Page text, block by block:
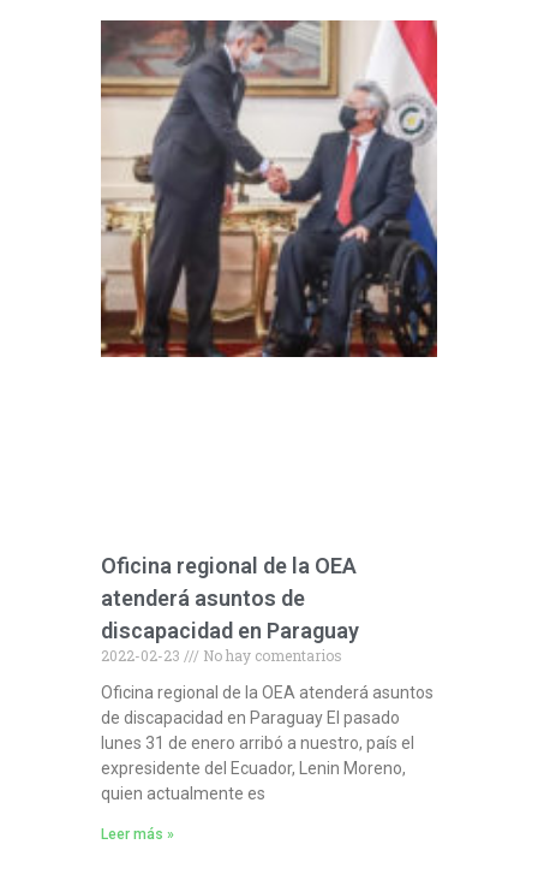
Oficina regional de la OEA
atenderá asuntos de
discapacidad en Paraguay
2022-02-23
No hay comentarios
Oficina regional de la OEA atenderá asuntos
de discapacidad en Paraguay El pasado
lunes 31 de enero arribó a nuestro, país el
expresidente del Ecuador, Lenin Moreno,
quien actualmente es
Leer más »